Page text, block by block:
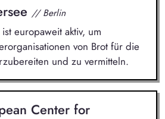
// Berlin
europaweit aktiv, um
von Brot für die
und zu vermitteln.
Center for